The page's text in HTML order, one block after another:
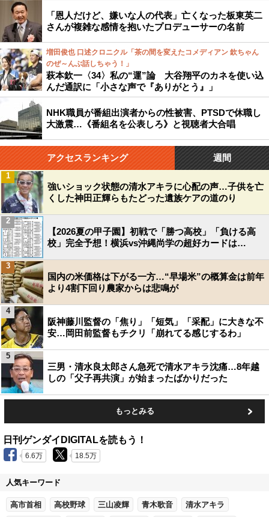
「恩人だけど、嫌いな人の代表」亡くなった板東英二
さんが複雑な感情を抱いたプロデューサーの名前
増田俊也 口述クロニクル「茶の間を変えたコメディアン 欽ちゃん
のぜ～んぶ話しちゃう！」
萩本欽一〈34〉私の“運”論 大谷翔平のカネを使い込
んだ通訳に「小さな声で『ありがとう』」
NHK職員が番組出演者からの性被害、PTSDで休職し
大激震…《番組名を公表しろ》と視聴者大合唱
アクセスランキング 週間
強いショック状態の清水アキラに心配の声…子供を亡
くした神田正輝らもたどった遺族ケアの道のり
1
【2026夏の甲子園】初戦で「勝つ高校」「負ける高
校」完全予想！横浜vs沖縄尚学の超好カードは…
2
国内の米価格は下がる一方…“早場米”の概算金は前年
より4割下回り農家からは悲鳴が
3
阪神藤川監督の「焦り」「短気」「采配」に大きな不
安…岡田前監督もチクリ「崩れてる感じするわ」
4
三男・清水良太郎さん急死で清水アキラ沈痛…8年越
しの「父子再共演」が始まったばかりだった
5
もっとみる
日刊ゲンダイDIGITALを読もう！
6.6万 18.5万
人気キーワード
高市首相 高校野球 三山凌輝 青木歌音 清水アキラ